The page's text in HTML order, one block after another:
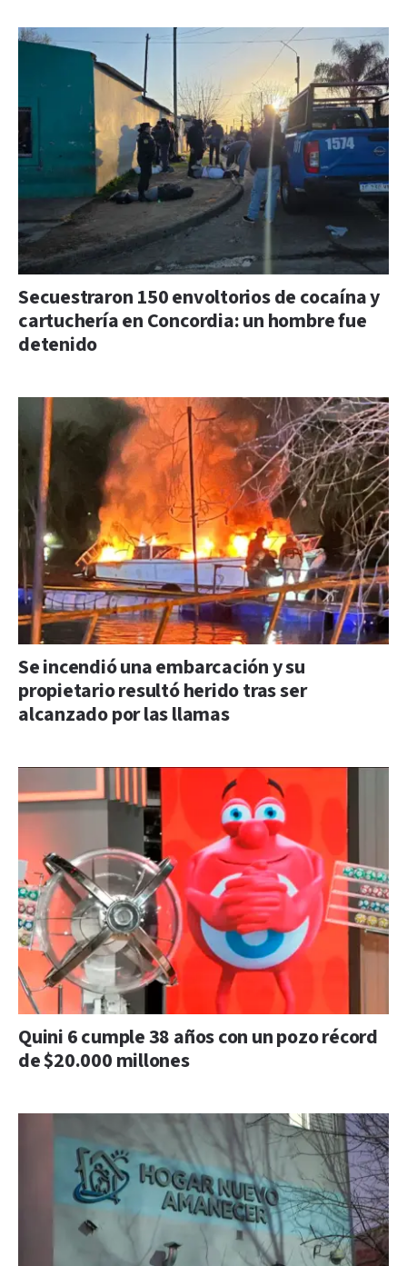
Secuestraron 150 envoltorios de cocaína y
cartuchería en Concordia: un hombre fue
detenido
Se incendió una embarcación y su
propietario resultó herido tras ser
alcanzado por las llamas
Quini 6 cumple 38 años con un pozo récord
de $20.000 millones